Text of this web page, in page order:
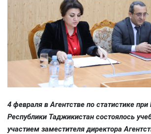
4 февраля в Агентстве по статистике при
Республики Таджикистан состоялось
участием заместителя директора